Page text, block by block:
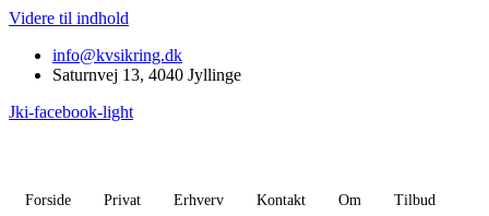
Videre til indhold
info@kvsikring.dk
Saturnvej 13, 4040 Jyllinge
Jki-facebook-light
Forside Privat Erhverv Kontakt Om Tilbud